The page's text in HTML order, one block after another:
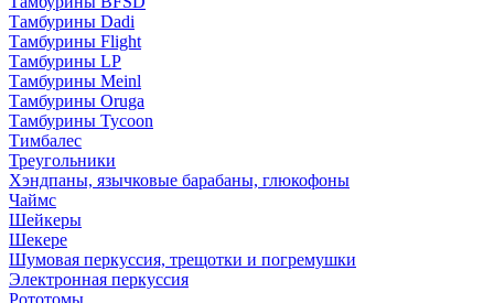
Тамбурины Dadi
Тамбурины Flight
Тамбурины LP
Тамбурины Meinl
Тамбурины Oruga
Тамбурины Tycoon
Тимбалес
Треугольники
Хэндпаны, язычковые барабаны, глюкофоны
Чаймс
Шейкеры
Шекере
Шумовая перкуссия, трещотки и погремушки
Электронная перкуссия
Рототомы